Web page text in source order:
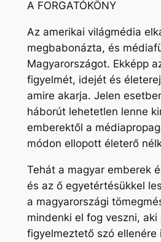
A FORGATÓKÖNY
Az amerikai világmédia
megbabonázta, és
Magyarországot. Ekképp
figyelmét, idejét és
amire akarja. Jelen
háborút lehetetlen lenne
emberektől a
módon ellopott életerő
Tehát a magyar emberek
és az ő egyetértésükkel
a magyarországi
mindenki el fog veszni, aki
figyelmeztető szó ellenére